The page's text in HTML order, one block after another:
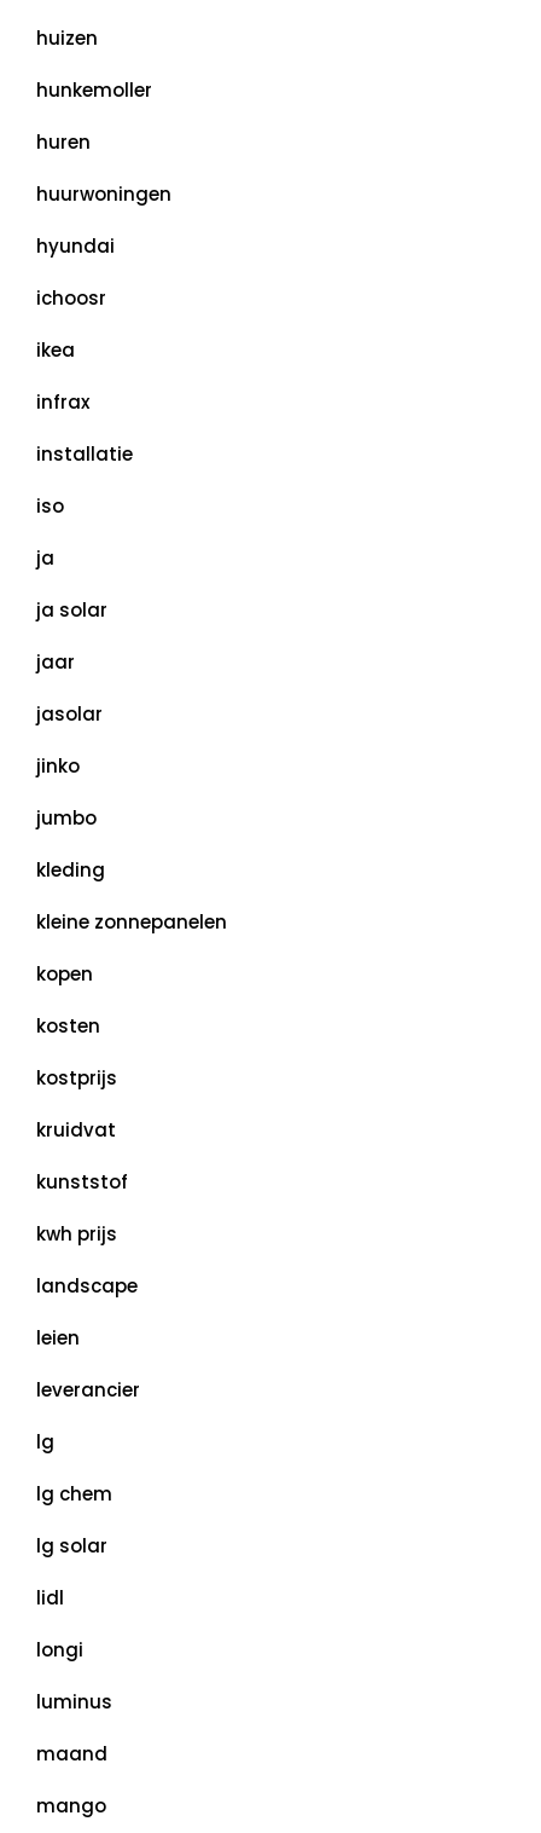
huizen
hunkemoller
huren
huurwoningen
hyundai
ichoosr
ikea
infrax
installatie
iso
ja
ja solar
jaar
jasolar
jinko
jumbo
kleding
kleine zonnepanelen
kopen
kosten
kostprijs
kruidvat
kunststof
kwh prijs
landscape
leien
leverancier
lg
lg chem
lg solar
lidl
longi
luminus
maand
mango